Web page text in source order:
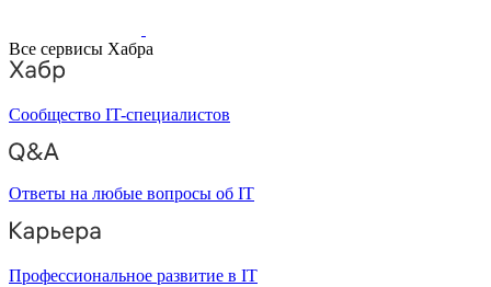
Все сервисы Хабра
Сообщество IT-специалистов
Ответы на любые вопросы об IT
Профессиональное развитие в IT